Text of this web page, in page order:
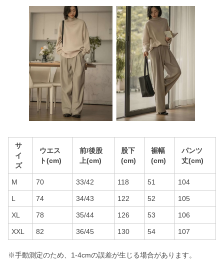
サ
イ
ズ
ウエス
ト(cm)
前/後股
上(cm)
股下
(cm)
裾幅
(cm)
パンツ
丈(cm)
M 70 33/42 118 51 104
L 74 34/43 122 52 105
XL 78 35/44 126 53 106
XXL 82 36/45 130 54 107
※手動測定のため、1-4cmの誤差が生じる場合があります。